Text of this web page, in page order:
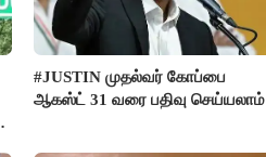
#JUSTIN முதல்வர் கோப்பை
ஆகஸ்ட் 31 வரை பதிவு செய்யலாம்